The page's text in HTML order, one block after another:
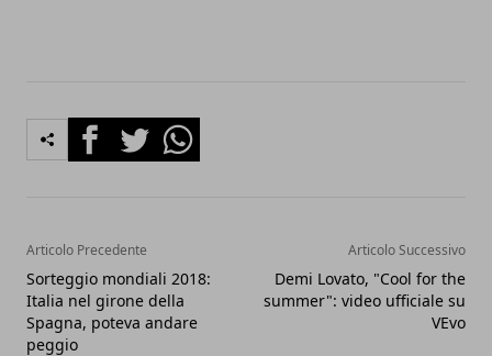
FacebookTwitterWhatsapp
Articolo Precedente
Sorteggio mondiali 2018:
Italia nel girone della
Spagna, poteva andare
peggio
Articolo Successivo
Demi Lovato, "Cool for the
summer": video ufficiale su
VEvo